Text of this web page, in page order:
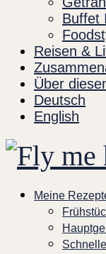
Buffet
Reisen &
Über
Deutsch
English
Meine